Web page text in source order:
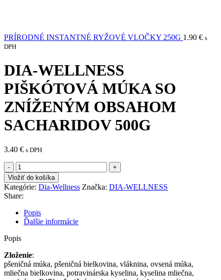
PRÍRODNÉ INSTANTNÉ RYŽOVÉ VLOČKY 250G 1.90 € s
DPH
DIA-WELLNESS
PIŠKÓTOVÁ MÚKA SO
ZNÍŽENÝM OBSAHOM
SACHARIDOV 500G
3.40 € s DPH
množstvo
DIA-
WELLNESS
PIŠKÓTOVÁ
MÚKA
SO
ZNÍŽENÝM
OBSAHOM
SACHARIDOV
Vložiť do košíka
Kategórie: Dia-Wellness Značka: DIA-WELLNESS
Share:
Popis
Ďalšie informácie
Popis
Zloženie:
pšeničná múka, pšeničná bielkovina, vláknina, ovsená múka,
mliečna bielkovina, potravinárska kyselina, kyselina mliečna,